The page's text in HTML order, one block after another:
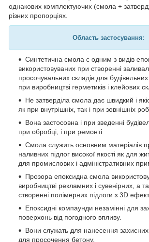
однакових комплектуючих (смола +
різних пропорціях.
Область застосування:
Синтетична смола є одним з видів
використовуваних при створенні
просочувальних складів для
при виробництві герметиків і клейових
Не затверділа смола дає швидкий і
як при внутрішніх, так і при зовнішніх
Вона застосовна і при зведенні
при обробці, і при ремонті
Смола служить основним матеріалів
наливних підлог високої якості як для
для промислових і адміністративних
Прозора епоксидна смола
виробництві рекламних і сувенірних, а
створенні полімерних підлоги з 3D
Епоксидні компаунди незамінні для
поверхонь від погодного впливу.
Вони служать для нанесення захисних
для просочення бетону.